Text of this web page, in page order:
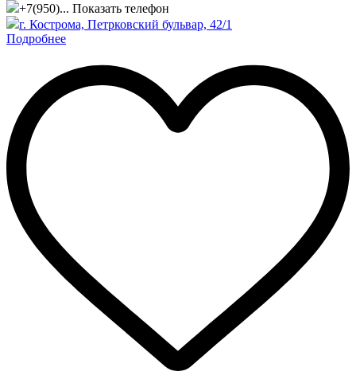
+7(950)... Показать телефон
г. Кострома, Петрковский бульвар, 42/1
Подробнее